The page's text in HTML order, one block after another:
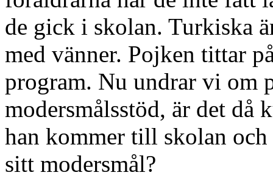
de gick i skolan. Turkiska
med vänner. Pojken tittar
program. Nu undrar vi om
modersmålsstöd, är det då
han kommer till skolan och
sitt modersmål?